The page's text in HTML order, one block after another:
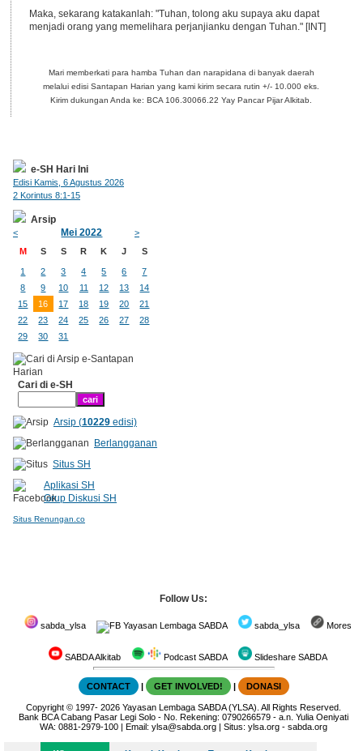
Maka, sekarang katakanlah: "Tuhan, tolong aku supaya aku dapat
menjadi orang yang memelihara perjanjianku dengan Tuhan." [INT]
Mari memberkati para hamba Tuhan dan narapidana di banyak daerah
melalui edisi Santapan Harian yang kami kirim secara rutin +/- 10.000 eks.
Kirim dukungan Anda ke: BCA 106.30066.22 Yay Pancar Pijar Alkitab.
e-SH Hari Ini
Edisi Kamis, 6 Agustus 2026
2 Korintus 8:1-15
Arsip
< Mei 2022
>
M
S S R K J S
1 2 3 4 5 6
7
8
9 10 11 12 13
14
15
16 17 18 19 20
21
22
23 24 25 26 27
28
29
30 31
Cari di e-SH
Arsip (10229edisi)
Berlangganan
Situs SH
Aplikasi SH
Grup Diskusi SH
Situs Renungan.co
Follow Us:
sabda_ylsa Yayasan Lembaga SABDA sabda_ylsa Mores
SABDA Alkitab Podcast SABDA Slideshare SABDA
CONTACT | GET INVOLVED! | DONASI
Copyright © 1997-2026Yayasan Lembaga SABDA (YLSA). All Rights Reserved.
Bank BCA Cabang Pasar Legi Solo - No. Rekening: 0790266579 - a.n. Yulia Oeniyati
WA:0881-2979-100 | Email:ylsa@sabda.org | Situs:ylsa.org -sabda.org